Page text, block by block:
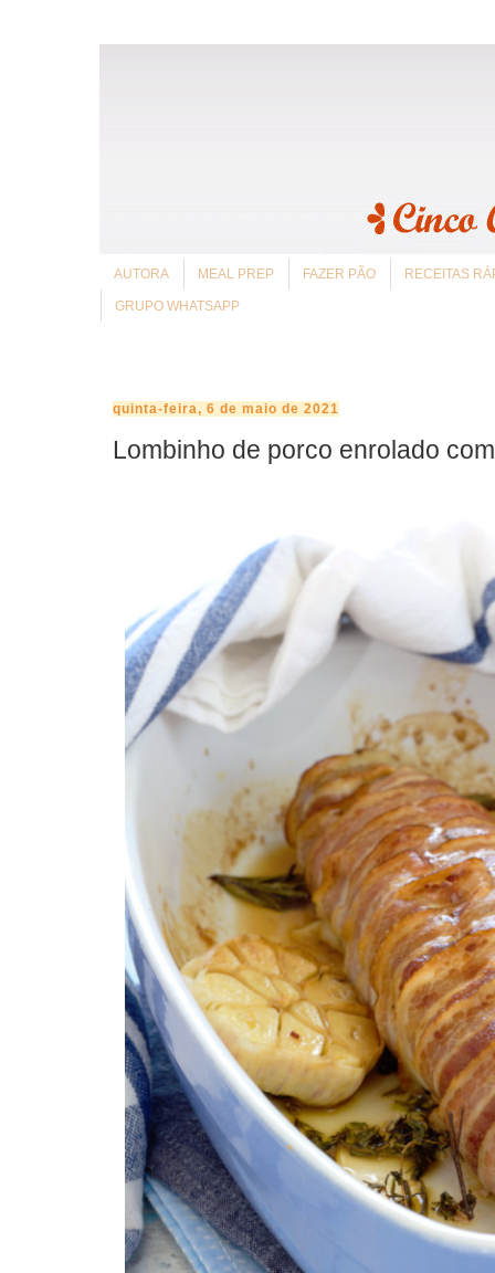
AUTORA MEAL PREP FAZER PÃO RECEITAS
GRUPO WHATSAPP
quinta-feira, 6 de maio de 2021
Lombinho de porco enrolado
COMPRAR LIVRO